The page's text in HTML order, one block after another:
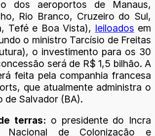
dos aeroportos de Manaus,
Rio Branco, Cruzeiro do Sul,
Tefé e Boa Vista), leiloados em
o ministro Tarcísio de Freitas
o investimento para os 30
será de R$ 1,5 bilhão. A
feita pela companhia francesa
que atualmente administra o
de Salvador (BA).
terras: o presidente do Incra
Nacional de Colonização e